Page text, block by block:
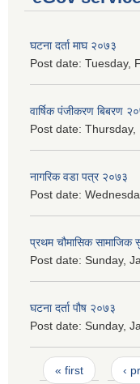
घटना दर्ता माघ २०७३
Post date: Tuesday,
वार्षिक पंजीकरण बिबरण
Post date: Thursday,
नागरिक वडा पत्र २०७३
Post date:
प्रथम चौमासिक सामाजिक
Post date: Sunday,
घटना दर्ता पौष २०७३
Post date: Sunday,
Pages
« first ‹